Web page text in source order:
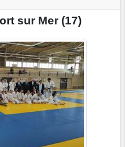
sur Mer (17)